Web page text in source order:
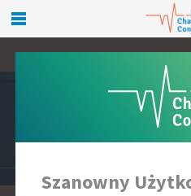
Szanowny